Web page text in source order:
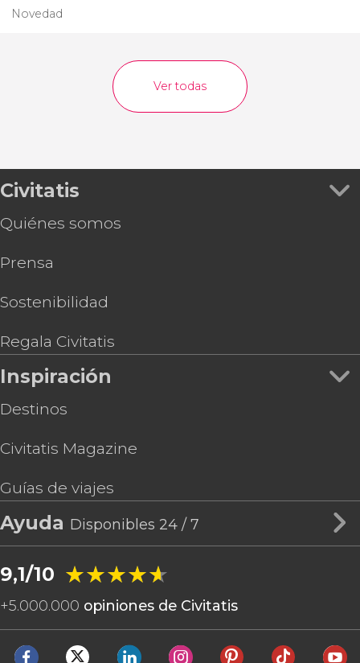
Novedad
Ver todas
Civitatis
Quiénes somos
Prensa
Sostenibilidad
Regala Civitatis
Inspiración
Destinos
Civitatis Magazine
Guías de viajes
Ayuda Disponibles 24 / 7
9,1/10 ★★★★★
★★★★★
+5.000.000 opiniones de Civitatis